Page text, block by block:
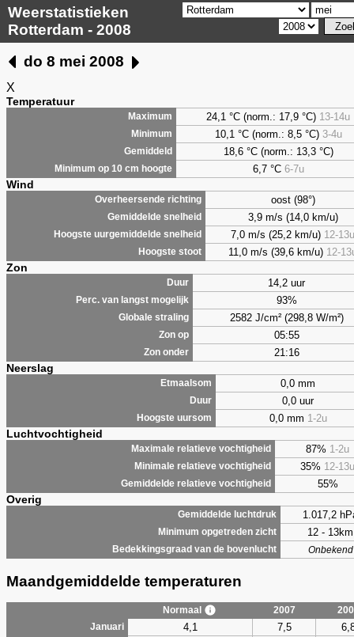
Weerstatistieken
Rotterdam - 2008
do 8 mei 2008
X
Temperatuur
Maximum 24,1 °C (norm.: 17,9 °C) 13-14u
Minimum 10,1 °C (norm.: 8,5 °C) 3-4u
Gemiddeld 18,6 °C (norm.: 13,3 °C)
Minimum op 10 cm hoogte 6,7°C 6-7u
Wind
Overheersende richting oost (98°)
Gemiddelde snelheid 3,9 m/s (14,0 km/u)
Hoogste uurgemiddelde snelheid 7,0 m/s (25,2 km/u) 12-13u
Hoogste stoot 11,0 m/s (39,6 km/u) 12-
Zon
Duur 14,2 uur
Perc. van langst mogelijk 93%
Globale straling 2582 J/cm² (298,8 W/m²)
Zon op 05:55
Zon onder 21:16
Neerslag
Etmaalsom 0,0 mm
Duur 0,0 uur
Hoogste uursom 0,0 mm 1-2u
Luchtvochtigheid
Maximale relatieve vochtigheid 87% 1-2u
Minimale relatieve vochtigheid 35% 12-13u
Gemiddelde relatieve vochtigheid 55%
Overig
Gemiddelde luchtdruk 1.017,2
Minimum opgetreden zicht 12 - 13km
Bedekkingsgraad van de bovenlucht Onbekend
Maandgemiddelde temperaturen
Normaal 2007
Januari
4,1 7,5